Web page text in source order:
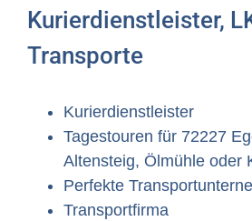
Kurierdienstleister,
Transporte
Kurierdienstleister
Tagestouren für 72227
Altensteig, Ölmühle oder
Perfekte
Transportfirma